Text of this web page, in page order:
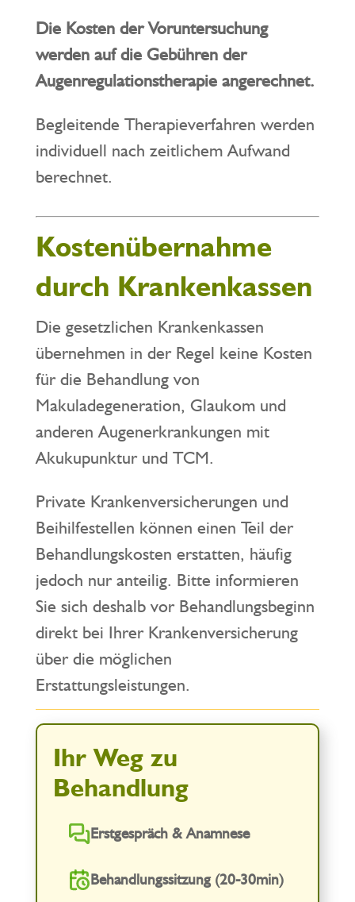
Die Kosten der Voruntersuchung
werden auf die Gebühren der
Augenregulationstherapie angerechnet.
Begleitende Therapieverfahren werden
individuell nach zeitlichem Aufwand
berechnet.
Kostenübernahme
durch Krankenkassen
Die gesetzlichen Krankenkassen
übernehmen in der Regel keine Kosten
für die Behandlung von
Makuladegeneration, Glaukom und
anderen Augenerkrankungen mit
Akukupunktur und TCM.
Private Krankenversicherungen und
Beihilfestellen können einen Teil der
Behandlungskosten erstatten, häufig
jedoch nur anteilig. Bitte informieren
Sie sich deshalb vor Behandlungsbeginn
direkt bei Ihrer Krankenversicherung
über die möglichen
Erstattungsleistungen.
Ihr Weg zu
Behandlung
Erstgespräch & Anamnese
Behandlungssitzung (20-30min)